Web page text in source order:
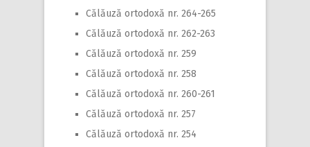
Călăuză ortodoxă nr. 264-265
Călăuză ortodoxă nr. 262-263
Călăuză ortodoxă nr. 259
Călăuză ortodoxă nr. 258
Călăuză ortodoxă nr. 260-261
Călăuză ortodoxă nr. 257
Călăuză ortodoxă nr. 254